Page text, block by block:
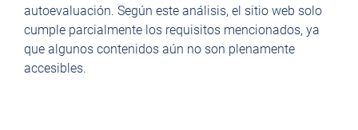
autoevaluación. Según este análisis, el sitio web solo
cumple parcialmente los requisitos mencionados, ya
que algunos contenidos aún no son plenamente
accesibles.